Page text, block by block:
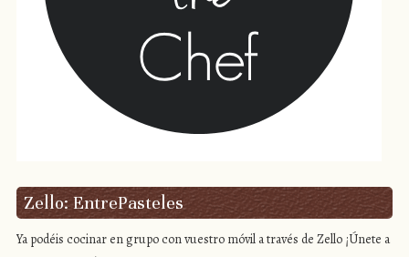
Zello: EntrePasteles
Ya podéis cocinar en grupo con vuestro móvil a través de Zello ¡Únete a